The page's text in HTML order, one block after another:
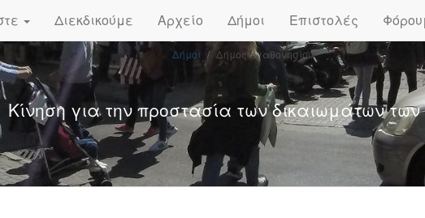
Διεκδικούμε Αρχείο Δήμοι Επιστολές
Δήμοι Δήμος Αγαθονησίου
Κίνηση για την προστασία των δικαιωμάτων